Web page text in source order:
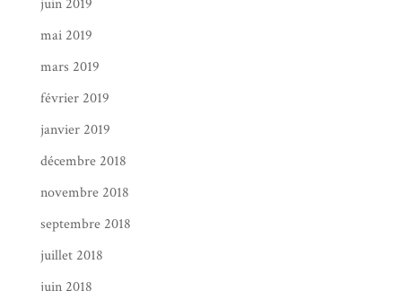
juin 2019
mai 2019
mars 2019
février 2019
janvier 2019
décembre 2018
novembre 2018
septembre 2018
juillet 2018
juin 2018